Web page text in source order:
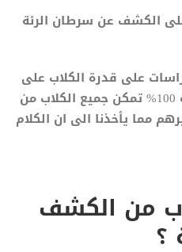
الكشف عن سرطان الرئة
الدراسات على قدرة الكلاب على
شم مصابى السرطان و بنسبة 100% تمكن جميع الكلاب من
مما يأخذنا الى ان الكلام
من الكشف
؟